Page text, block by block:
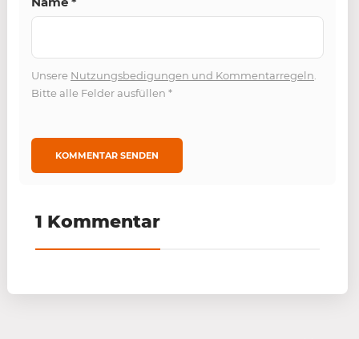
Unsere Nutzungsbedigungen und Kommentarregeln
Bitte alle Felder ausfüllen *
1 Kommentar